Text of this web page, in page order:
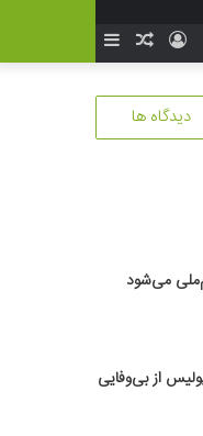
براینوشته
ورود
دیدگاه ها
می‌شود
از بی‌وفایی